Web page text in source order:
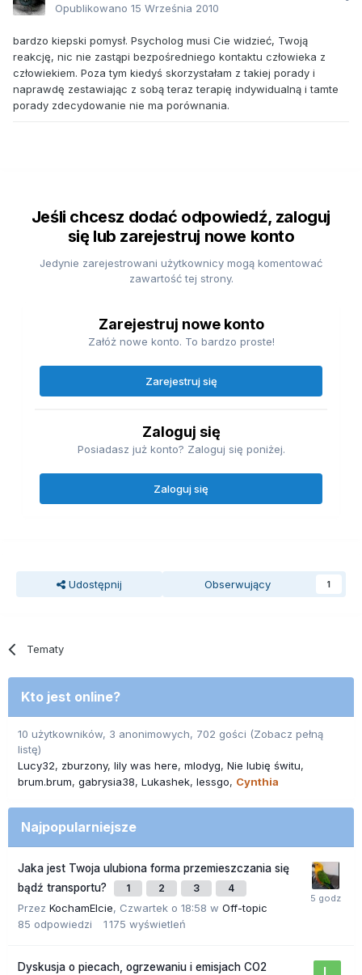
Opublikowano 15 Września 2010
bardzo kiepski pomysł. Psycholog musi Cie widzieć, Twoją
reakcję, nic nie zastąpi bezpośredniego kontaktu człowieka z
człowiekiem. Poza tym kiedyś skorzystałam z takiej porady i
naprawdę zestawiając z sobą teraz terapię indywidualną i tamte
porady zdecydowanie nie ma porównania.
Jeśli chcesz dodać odpowiedź, zaloguj
się lub zarejestruj nowe konto
Jedynie zarejestrowani użytkownicy mogą komentować
zawartość tej strony.
Zarejestruj nowe konto
Załóż nowe konto. To bardzo proste!
Zarejestruj się
Zaloguj się
Posiadasz już konto? Zaloguj się poniżej.
Zaloguj się
Udostępnij Obserwujący 1
Tematy
Kto jest online?
10 użytkowników, 3 anonimowych, 702 gości (Zobacz pełną
listę)
Lucy32
zburzony lily was here mlodyg Nie lubię świtu
brum.brum gabrysia38 Lukashek lessgo Cynthia
Najpopularniejsze
Jaka jest Twoja ulubiona forma przemieszczania się
bądź transportu?
1 2 3 4
Przez KochamElcie, Czwartek o 18:58 w Off-topic
85 odpowiedzi 1 175 wyświetleń
Dyskusja o piecach, ogrzewaniu i emisjach CO2